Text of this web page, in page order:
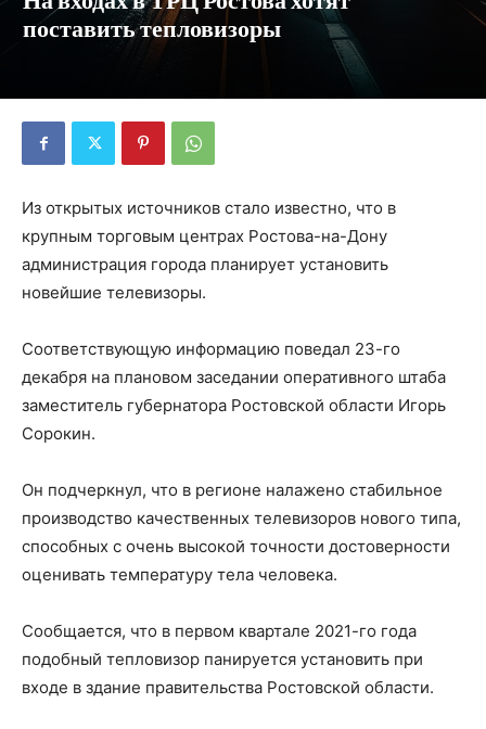
поставить тепловизоры
Из открытых источников стало известно, что в
крупным торговым центрах Ростова-на-Дону
администрация города планирует установить
новейшие телевизоры.
Соответствующую информацию поведал 23-го
декабря на плановом заседании оперативного штаба
заместитель губернатора Ростовской области Игорь
Сорокин.
Он подчеркнул, что в регионе налажено стабильное
производство качественных телевизоров нового типа,
способных с очень высокой точности достоверности
оценивать температуру тела человека.
Сообщается, что в первом квартале 2021-го года
подобный тепловизор панируется установить при
входе в здание правительства Ростовской области.